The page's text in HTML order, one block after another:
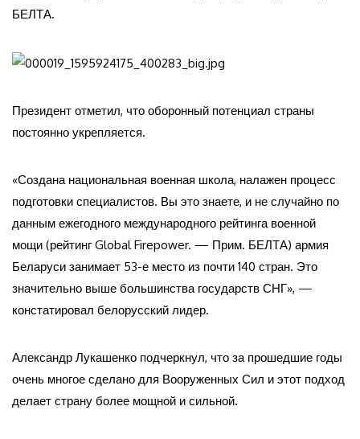
БЕЛТА.
Президент отметил, что оборонный потенциал страны
постоянно укрепляется.
«Создана национальная военная школа, налажен процесс
подготовки специалистов. Вы это знаете, и не случайно по
данным ежегодного международного рейтинга военной
мощи (рейтинг Global Firepower. — Прим. БЕЛТА) армия
Беларуси занимает 53-е место из почти 140 стран. Это
значительно выше большинства государств СНГ», —
констатировал белорусский лидер.
Александр Лукашенко подчеркнул, что за прошедшие годы
очень многое сделано для Вооруженных Сил и этот подход
делает страну более мощной и сильной.